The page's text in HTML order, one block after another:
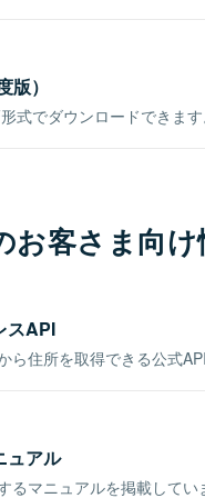
）
式でダウンロードできます
お客さま向け
スAPI
住所を取得できる公式API
ュアル
マニュアルを掲載してい